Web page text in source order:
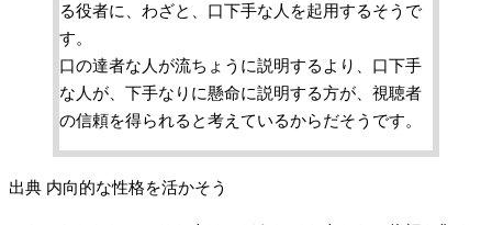
る役者に、わざと、口下手な人を起用するそうで
す。
口の達者な人が流ちょうに説明するより、口下手
な人が、下手なりに懸命に説明する方が、視聴者
の信頼を得られると考えているからだそうです。
出典 内向的な性格を活かそう